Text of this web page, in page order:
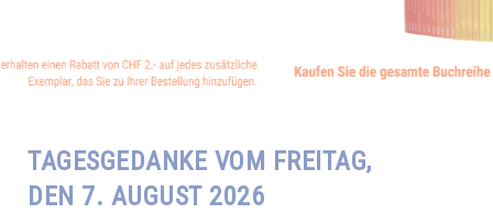
TAGESGEDANKE VOM FREITAG,
DEN 7. AUGUST 2026